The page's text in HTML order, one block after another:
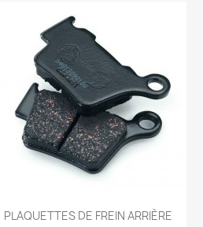
PLAQUETTES DE FREIN ARRIÈRE
Aperçu rapide